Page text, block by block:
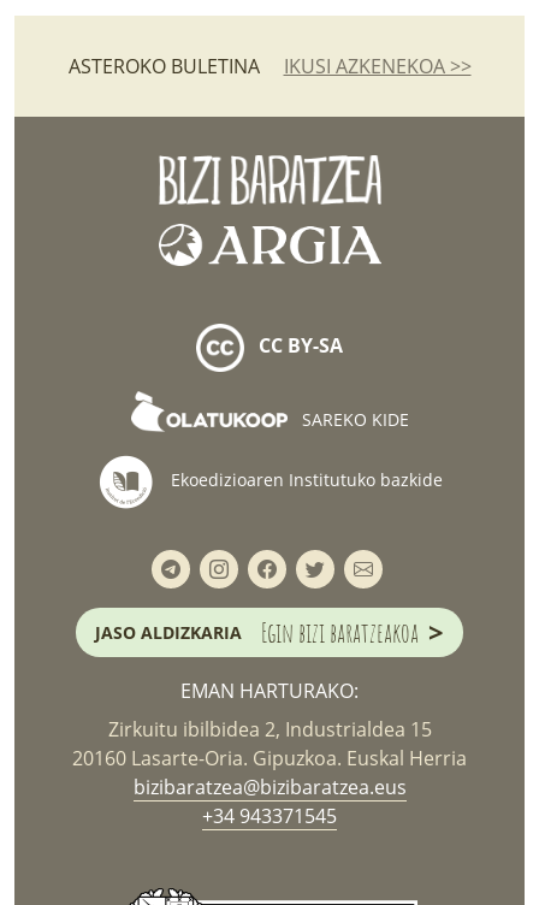
ASTEROKO BULETINA IKUSI AZKENEKOA >>
CC BY-SA
SAREKO KIDE
Ekoedizioaren Institutuko bazkide
JASO ALDIZKARIA Egin bizi baratzeakoa >
EMAN HARTURAKO:
Zirkuitu ibilbidea 2, Industrialdea 15
20160 Lasarte-Oria. Gipuzkoa. Euskal Herria
bizibaratzea@bizibaratzea.eus
+34 943371545